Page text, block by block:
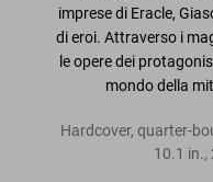
imprese di Eracle,
di eroi. Attraverso i
le opere dei
mondo della
Hardcover, quarter-
10.1 in.,